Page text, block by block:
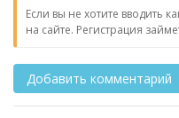
Если вы не хотите вводить
на сайте. Регистрация